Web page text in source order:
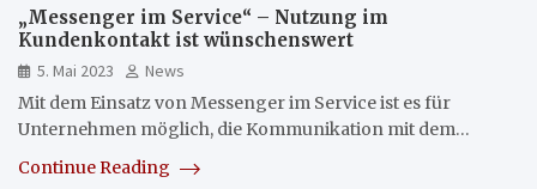
„Messenger im Service“ – Nutzung im
Kundenkontakt ist wünschenswert
5. Mai 2023
News
Mit dem Einsatz von Messenger im Service ist es für
Unternehmen möglich, die Kommunikation mit dem…
Continue Reading